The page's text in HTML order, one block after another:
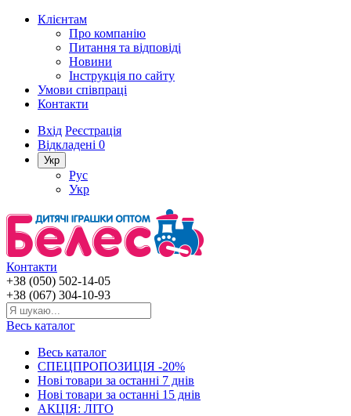
Клієнтам
Про компанію
Питання та відповіді
Новини
Інструкція по сайту
Умови співпраці
Контакти
Вхід Реєстрація
Відкладені 0
Укр
Рус
Укр
Контакти
+38 (050) 502-14-05
+38 (067) 304-10-93
Весь каталог
Весь каталог
СПЕЦПРОПОЗИЦІЯ -20%
Нові товари за останнi 7 днiв
Нові товари за останнi 15 днiв
АКЦІЯ: ЛІТО